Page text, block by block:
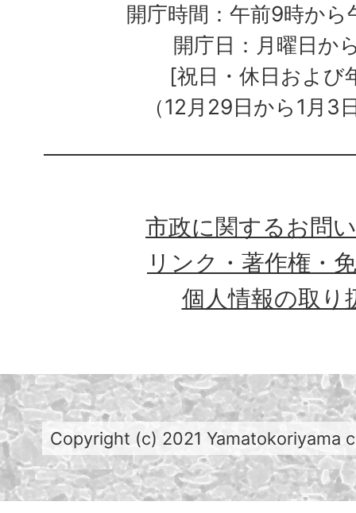
開庁時間：午前9時か
開庁日：月曜日か
[祝日・休日および
（12月29日から1月3
市政に関するお問
リンク・著作権・
個人情報の取り
Copyright (c) 2021 Yamatokoriyama